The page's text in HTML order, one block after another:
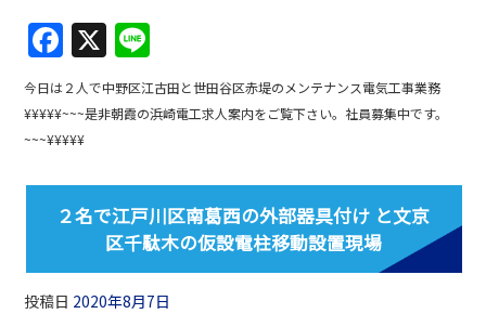
F
a
c
e
b
o
k
X
n
e
今日は２人で中野区江古田と世田谷区赤堤のメンテナンス電気工事業務
¥¥¥¥¥~~~是非朝霞の浜崎電工求人案内をご覧下さい。社員募集中です。
~~~¥¥¥¥¥
２名で江戸川区南葛西の外部器具付け と文京
区千駄木の仮設電柱移動設置現場
投稿日 2020年8月7日